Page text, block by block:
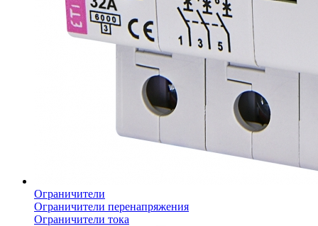
Ограничители
Ограничители перенапряжения
Ограничители тока